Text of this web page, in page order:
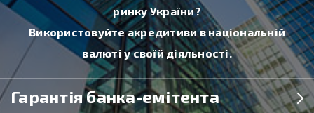
ринку України?
Використовуйте акредитиви в національній
валюті у своїй діяльності.
Гарантія банка-емітента